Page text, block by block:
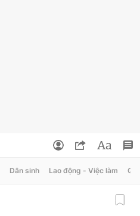
Dân sinh Lao động - Việc làm